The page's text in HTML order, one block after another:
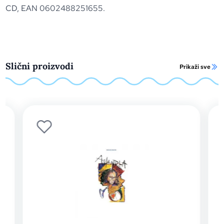
CD, EAN 0602488251655.
Slični proizvodi Prikaži sve